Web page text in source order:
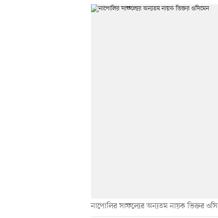
নাপোলির সাফল্যের অন্যতম নায়ক ভিক্তর